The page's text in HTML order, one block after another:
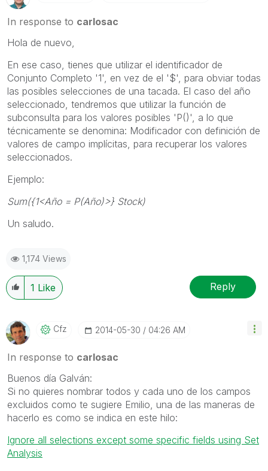
In response to carlosac
Hola de nuevo,
En ese caso, tienes que utilizar el identificador de
Conjunto Completo '1', en vez de el '$', para obviar todas
las posibles selecciones de una tacada. El caso del año
seleccionado, tendremos que utilizar la función de
subconsulta para los valores posibles 'P()', a lo que
técnicamente se denomina: Modificador con definición de
valores de campo implícitas, para recuperar los valores
seleccionados.
Ejemplo:
Sum({1<Año = P(Año)>} Stock)
Un saludo.
1,174 Views
1 Like Reply
Cfz ‎2014-05-30 04:26 AM
In response to carlosac
Buenos día Galván:
Si no quieres nombrar todos y cada uno de los campos
excluidos como te sugiere Emilio, una de las maneras de
hacerlo es como se indica en este hilo:
Ignore all selections except some specific fields using Set
Analysis